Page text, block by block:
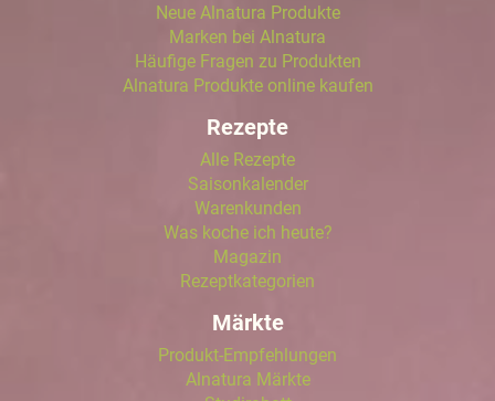
Neue Alnatura Produkte
Marken bei Alnatura
Häufige Fragen zu Produkten
Alnatura Produkte online kaufen
Rezepte
Alle Rezepte
Saisonkalender
Warenkunden
Was koche ich heute?
Magazin
Rezeptkategorien
Märkte
Produkt-Empfehlungen
Alnatura Märkte